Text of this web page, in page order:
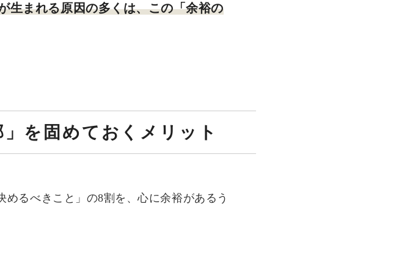
生まれる原因の多くは、この「余裕の
を固めておくメリット
るべきこと」の8割を、心に余裕があるう